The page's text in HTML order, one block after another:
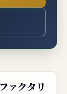
ァクタリ